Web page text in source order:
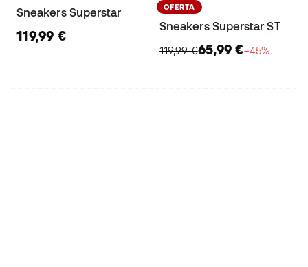
Sneakers Superstar
119,99 €
OFERTA
Sneakers Superstar ST
119,99 €65,99 €−45%